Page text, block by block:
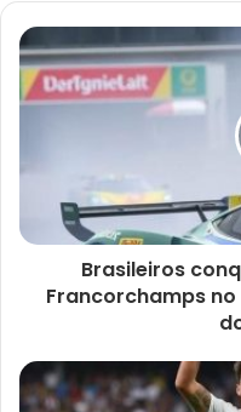
Brasileiros
Francorchamps